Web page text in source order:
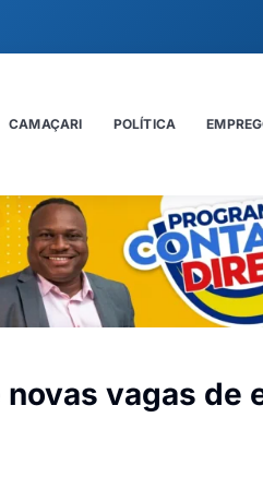
CAMAÇARI POLÍTICA
vagas de